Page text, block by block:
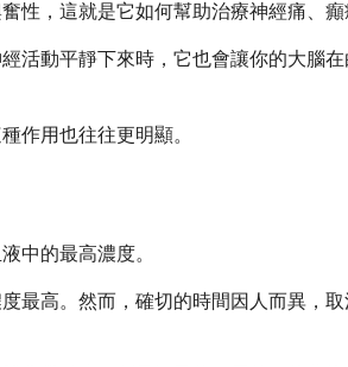
，這就是它如何幫助治療神經痛、癲
活動平靜下來時，它也會讓你的大腦
作用也往往更明顯。
中的最高濃度。
最高。然而，確切的時間因人而異，